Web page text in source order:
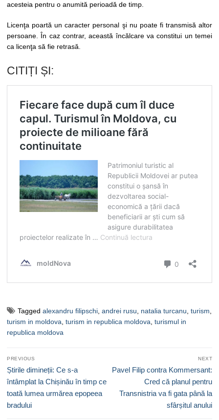
acesteia pentru o anumită perioadă de timp.
Licenţa poartă un caracter personal şi nu poate fi transmisă altor
persoane. În caz contrar, această încălcare va constitui un temei
ca licenţa să fie retrasă.
CITIȚI ȘI:
Tagged alexandru filipschi andrei rusu natalia turcanu turism
turism in moldova turism in republica moldova turismul in
republica moldova
Navigare
în
articole
PREVIOUS
Previous
post:
Știrile dimineții: Ce s-a
întâmplat la Chișinău în timp ce
toată lumea urmărea epopeea
bradului
NEXT
Next
Pavel Filip contra Kommersant:
Cred că planul pentru
Transnistria va fi gata până la
sfârșitul anului